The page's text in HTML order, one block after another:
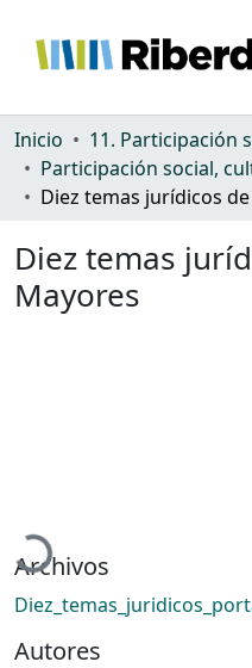
Comunidades
Todo DSpace
Inicio
Diez temas
Mayores
Cargando...
Archivos
Autores